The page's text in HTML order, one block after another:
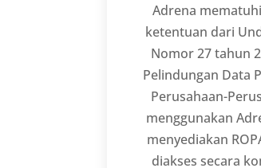
Adrena
ketentuan dari
Nomor 27 tahun
Pelindungan Data
Perusahaan-
menggunakan
menyediakan
diakses secara